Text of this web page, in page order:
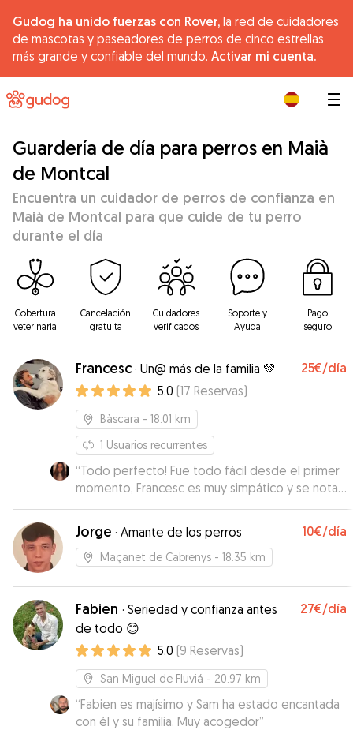
Gudog ha unido fuerzas con Rover, la red de cuidadores
de mascotas y paseadores de perros de cinco estrellas
más grande y confiable del mundo. Activar mi cuenta.
Guardería de día para perros en Maià
de Montcal
Encuentra un cuidador de perros de confianza en
Maià de Montcal para que cuide de tu perro
durante el día
Cobertura
veterinaria
Cancelación
gratuita
Cuidadores
verificados
Soporte y
Ayuda
Pago
seguro
Francesc · Un@ más de la familia 💚 25€/día
5.0 (17 Reservas)
Bàscara - 18.01 km
1 Usuarios recurrentes
“Todo perfecto! Fue todo fácil desde el primer
momento, Francesc es muy simpático y se nota
que sabe mucho de perros. Dejamos a Bosco
con él 4 noches y nos envió fotos y vídeos cada
día, se le veía tranquilo y feliz así que pudimos
disfrutar tranquilos del viaje. Sin duda
Jorge · Amante de los perros 10€/día
Maçanet de Cabrenys - 18.35 km
Fabien · Seriedad y confianza antes
de todo 😊
27€/día
5.0 (9 Reservas)
San Miguel de Fluviá - 20.97 km
“Fabien es majísimo y Sam ha estado encantada
con él y su familia. Muy acogedor”